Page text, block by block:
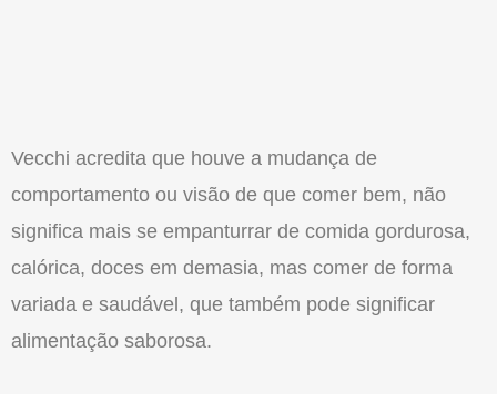
Vecchi acredita que houve a mudança de
comportamento ou visão de que comer bem, não
significa mais se empanturrar de comida gorduro­sa,
calórica, doces em demasia, mas comer de forma
variada e sau­dável, que também pode significar
alimentação sabo­rosa.